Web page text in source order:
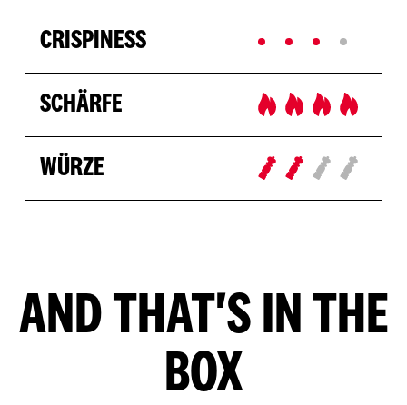
CRISPINESS
SCHÄRFE
WÜRZE
AND THAT'S IN THE
BOX